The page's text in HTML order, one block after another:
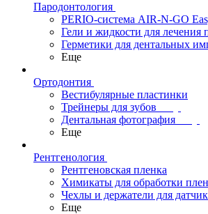
Пародонтология
PERIO-система AIR-N-GO
Гели и жидкости для лечения
Герметики для дентальных
Еще
Ортодонтия
Вестибулярные пластинки
Трейнеры для зубов
Дентальная фотография
Еще
Рентгенология
Рентгеновская пленка
Химикаты для обработки
Чехлы и держатели для
Еще